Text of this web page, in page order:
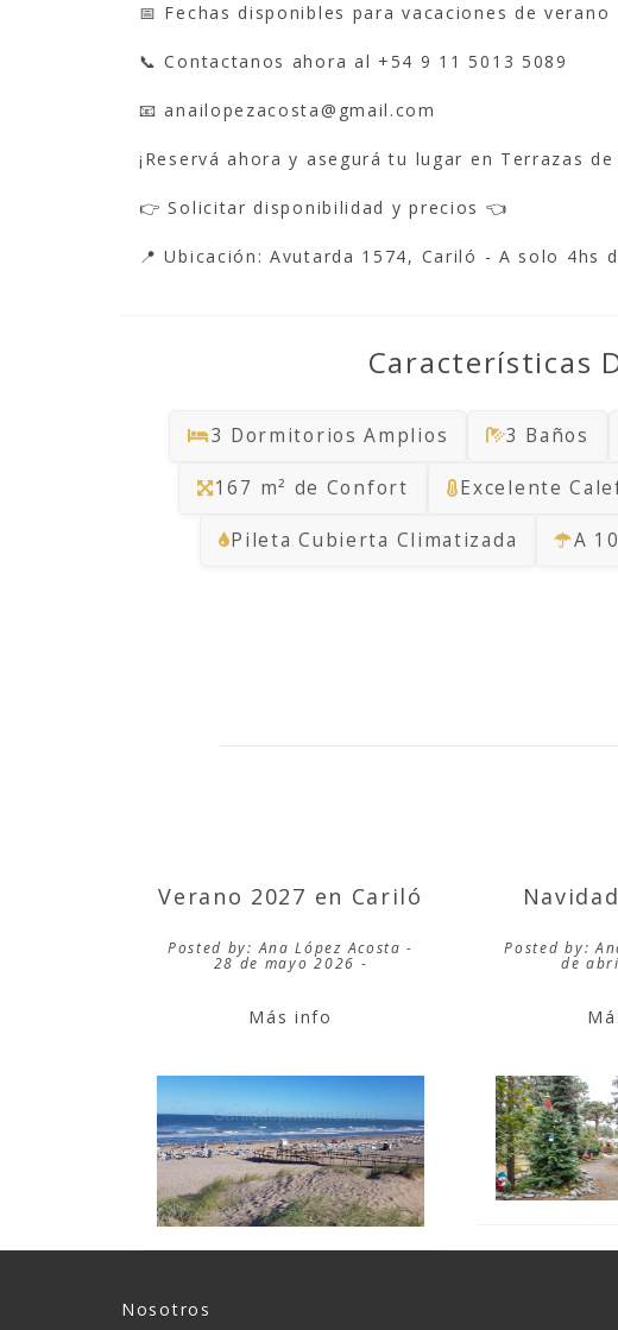
📅 Fechas disponibles para vacaciones de verano
📞 Contactanos ahora al +54 9 11 5013 5089
📧 anailopezacosta@gmail.com
¡Reservá ahora y asegurá tu lugar en Terrazas de
👉 Solicitar disponibilidad y precios 👈
📍 Ubicación: Avutarda 1574, Cariló - A solo 4hs
Características
3 Dormitorios Amplios 3 Baños
167 m² de Confort Excelente
Pileta Cubierta Climatizada A
Verano 2027 en Cariló
Posted by: Ana López Acosta -
28 de mayo 2026 -
Más info
Posted by:
de
Nosotros